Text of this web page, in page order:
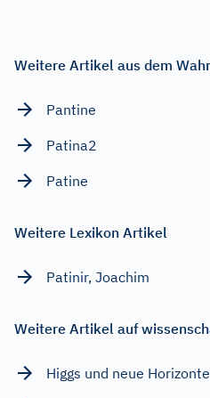
Weitere Artikel aus dem
Pantine
Patina2
Patine
Weitere Lexikon Artikel
Patinir, Joachim
Weitere Artikel auf
Higgs und neue Horizonte